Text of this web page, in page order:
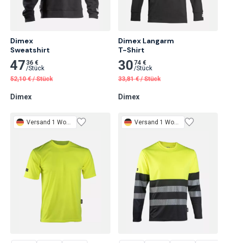
Dimex
Sweatshirt
47 36 €
/Stück
52,10 € /Stück
Dimex
Dimex Langarm
T-Shirt
30 74 €
/Stück
33,81 € /Stück
Dimex
Versand 1 Woche Versand 1 Woche